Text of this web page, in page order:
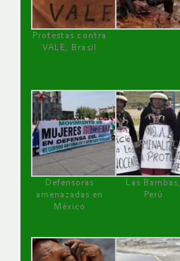
Protestas contra
VALE, Brasil
Defensoras
amenazadas en
México
Las Bambas,
Perú